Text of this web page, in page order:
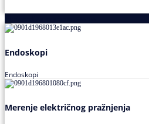
Endoskopi
Endoskopi
Merenje električnog pražnjenja